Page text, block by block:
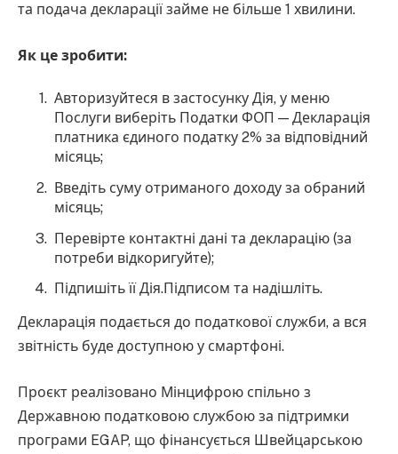
та подача декларації займе не більше 1 хвилини.
Як це зробити:
Авторизуйтеся в застосунку Дія, у меню
Послуги виберіть Податки ФОП — Декларація
платника єдиного податку 2% за відповідний
місяць;
Введіть суму отриманого доходу за обраний
місяць;
Перевірте контактні дані та декларацію (за
потреби відкоригуйте);
Підпишіть її Дія.Підписом та надішліть.
Декларація подається до податкової служби, а вся
звітність буде доступною у смартфоні.
Проєкт реалізовано Мінцифрою спільно з
Державною податковою службою за підтримки
програми EGAP, що фінансується Швейцарською